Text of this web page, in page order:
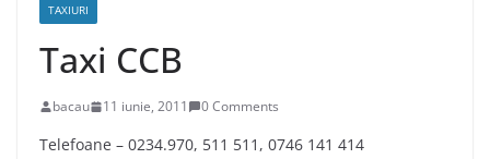
TAXIURI
Taxi CCB
bacau 11 iunie, 2011 0 Comments
Telefoane – 0234.970, 511 511, 0746 141 414